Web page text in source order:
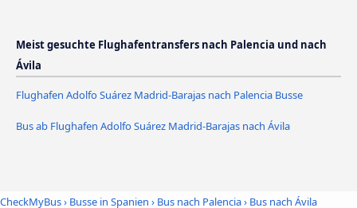
Meist gesuchte Flughafentransfers nach Palencia und nach
Ávila‎
Flughafen Adolfo Suárez Madrid-Barajas nach Palencia Busse
Bus ab Flughafen Adolfo Suárez Madrid-Barajas nach Ávila‎
CheckMyBus› Busse in Spanien › Bus nach Palencia› Bus nach Ávila‎